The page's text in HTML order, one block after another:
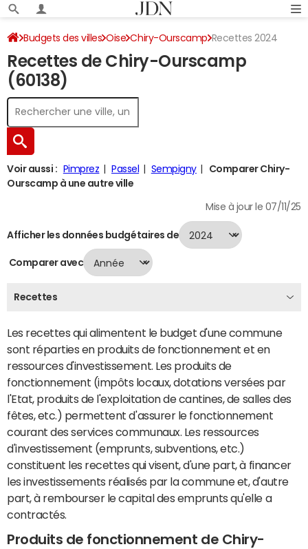
Budgets des villes Oise Chiry-Ourscamp Recettes 2024
Recettes de Chiry-Ourscamp
(60138)
Voir aussi : Pimprez Passel Sempigny
Comparer Chiry-
Ourscamp à une autre ville
Mise à jour le 07/11/25
Afficher les données budgétaires de
Comparer avec
Recettes
Les recettes qui alimentent le budget d'une commune
sont réparties en produits de fonctionnement et en
ressources d'investissement. Les produits de
fonctionnement (impôts locaux, dotations versées par
l'Etat, produits de l'exploitation de cantines, de salles des
fêtes, etc.) permettent d'assurer le fonctionnement
courant des services communaux. Les ressources
d'investissement (emprunts, subventions, etc.)
constituent les recettes qui visent, d'une part, à financer
les investissements réalisés par la commune et, d'autre
part, à rembourser le capital des emprunts qu'elle a
contractés.
Produits de fonctionnement de Chiry-